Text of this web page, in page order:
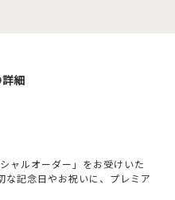
細
ャルオーダー」をお受けいた
な記念日やお祝いに、プレミア